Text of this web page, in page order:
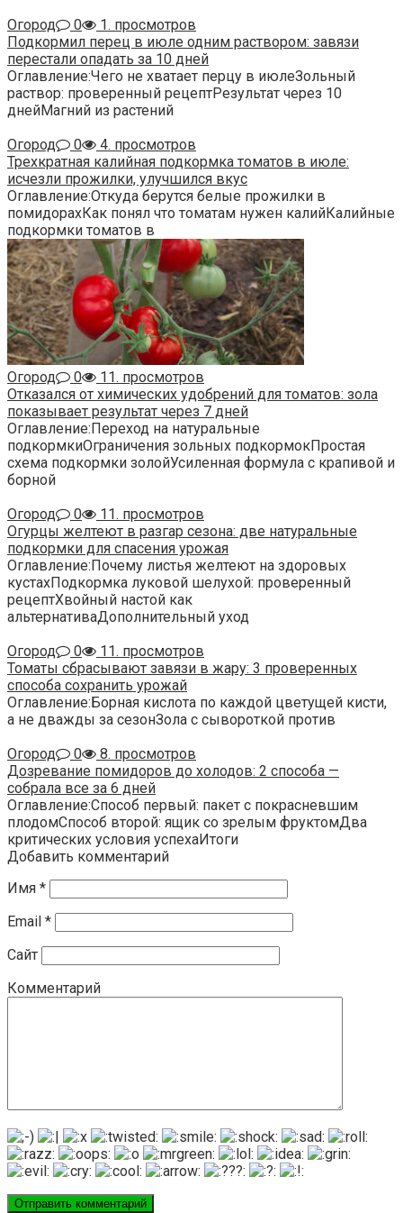
Огород
0
1. просмотров
Подкормил перец в июле одним раствором: завязи
перестали опадать за 10 дней
Оглавление:Чего не хватает перцу в июлеЗольный
раствор: проверенный рецептРезультат через 10
днейМагний из растений
Огород
0
4. просмотров
Трехкратная калийная подкормка томатов в июле:
исчезли прожилки, улучшился вкус
Оглавление:Откуда берутся белые прожилки в
помидорахКак понял что томатам нужен калийКалийные
подкормки томатов в
Огород 0
11. просмотров
Отказался от химических удобрений для томатов: зола
показывает результат через 7 дней
Оглавление:Переход на натуральные
подкормкиОграничения зольных подкормокПростая
схема подкормки золойУсиленная формула с крапивой и
борной
Огород
0
11. просмотров
Огурцы желтеют в разгар сезона: две натуральные
подкормки для спасения урожая
Оглавление:Почему листья желтеют на здоровых
кустахПодкормка луковой шелухой: проверенный
рецептХвойный настой как
альтернативаДополнительный уход
Огород
0
11. просмотров
Томаты сбрасывают завязи в жару: 3 проверенных
способа сохранить урожай
Оглавление:Борная кислота по каждой цветущей кисти,
а не дважды за сезонЗола с сывороткой против
Огород
0
8. просмотров
Дозревание помидоров до холодов: 2 способа —
собрала все за 6 дней
Оглавление:Способ первый: пакет с покрасневшим
плодомСпособ второй: ящик со зрелым фруктомДва
критических условия успехаИтоги
Добавить комментарий
Имя *
Email *
Сайт
Комментарий